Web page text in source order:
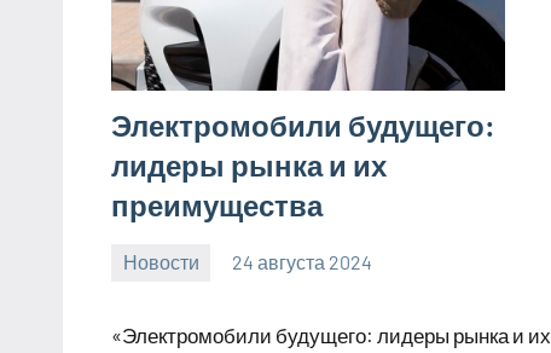
Электромобили будущего:
лидеры рынка и их
преимущества
Новости 24 августа 2024
«Электромобили будущего: лидеры рынка и их